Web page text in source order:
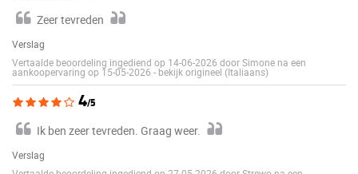
Zeer tevreden
Verslag
Vertaalde beoordeling ingediend op 14-06-2026 door Simone na een
aankoopervaring op 15-05-2026 - bekijk origineel (Italiaans)
4/5
Ik ben zeer tevreden. Graag weer.
Verslag